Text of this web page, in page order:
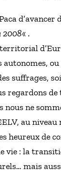
d’avancer
2008« .
territorial
suffrages,
regardons
nous ne
au
heureux de
vie : la
mais